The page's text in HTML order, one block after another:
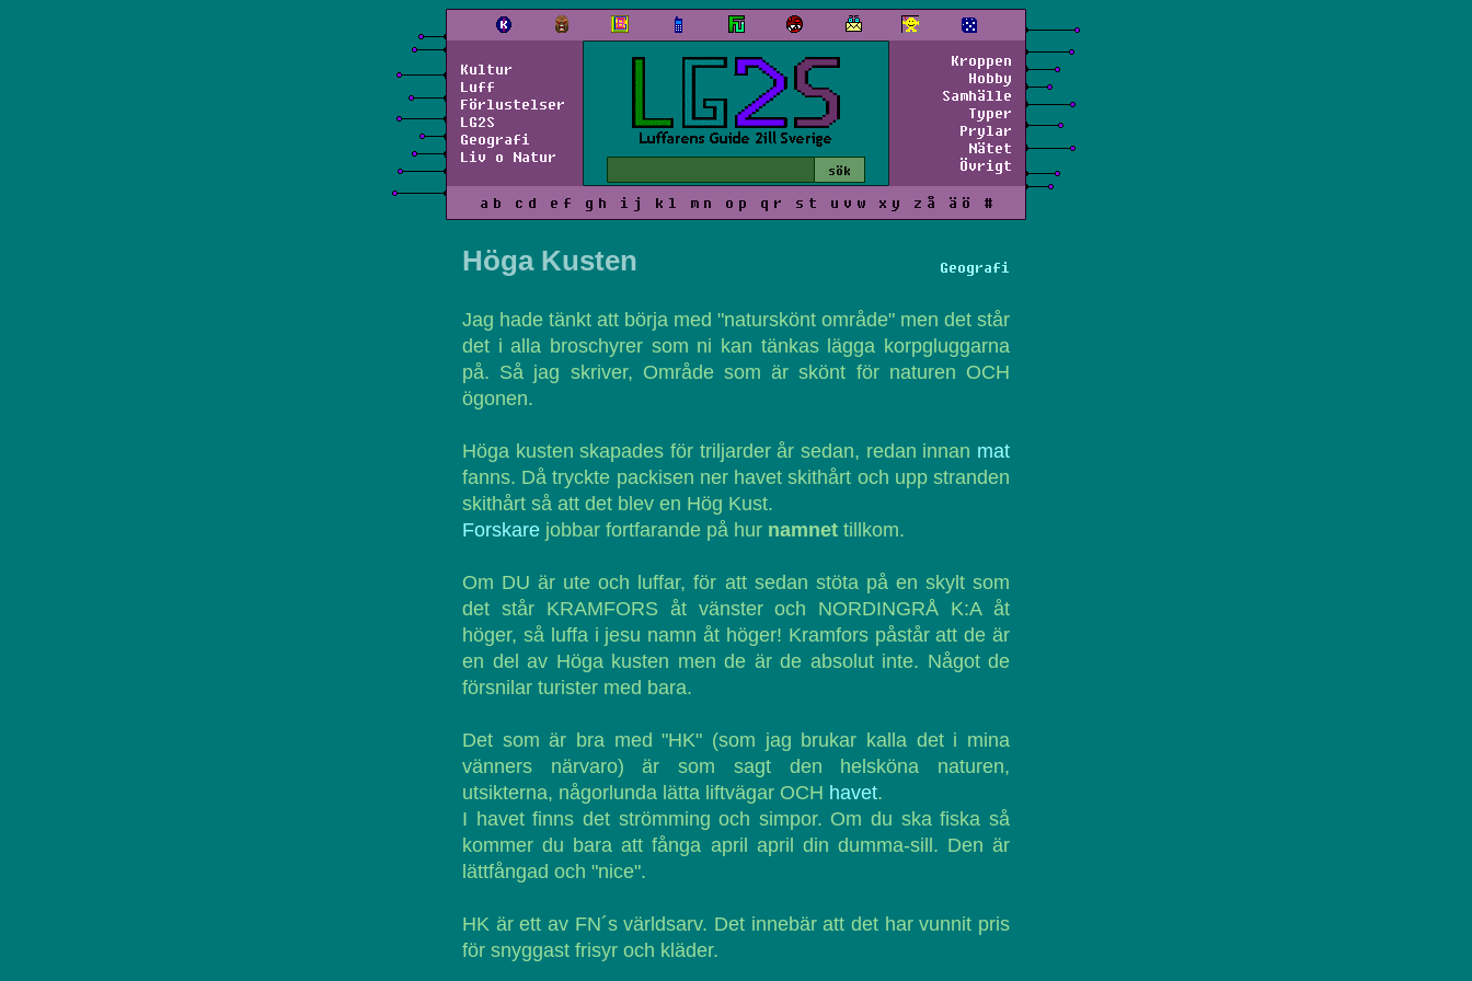
Kultur
Luff
Förlustelser
LG2S
Geografi
Liv o Natur
Kroppen
Hobby
Samhälle
Typer
Prylar
Nätet
Övrigt
a b c d e f g h i j k l m n o p q r s t u v w x y z å ä ö #
Geografi
Höga Kusten
Jag hade tänkt att börja med "naturskönt område" men det står
det i alla broschyrer som ni kan tänkas lägga korpgluggarna
på. Så jag skriver, Område som är skönt för naturen OCH
ögonen.
Höga kusten skapades för triljarder år sedan, redan innan mat
fanns. Då tryckte packisen ner havet skithårt och upp stranden
skithårt så att det blev en Hög Kust.
Forskare jobbar fortfarande på hur namnet tillkom.
Om DU är ute och luffar, för att sedan stöta på en skylt som
det står KRAMFORS åt vänster och NORDINGRÅ K:A åt
höger, så luffa i jesu namn åt höger! Kramfors påstår att de är
en del av Höga kusten men de är de absolut inte. Något de
försnilar turister med bara.
Det som är bra med "HK" (som jag brukar kalla det i mina
vänners närvaro) är som sagt den helsköna naturen,
utsikterna, någorlunda lätta liftvägar OCH havet.
I havet finns det strömming och simpor. Om du ska fiska så
kommer du bara att fånga april april din dumma-sill. Den är
lättfångad och "nice".
HK är ett av FN´s världsarv. Det innebär att det har vunnit pris
för snyggast frisyr och kläder.